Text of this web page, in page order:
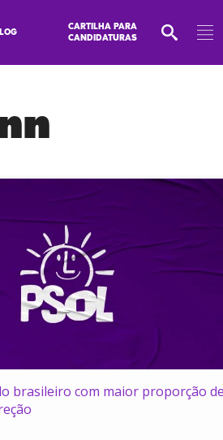
CARTILHA PARA
CANDIDATURAS
brasileiro com maior proporção